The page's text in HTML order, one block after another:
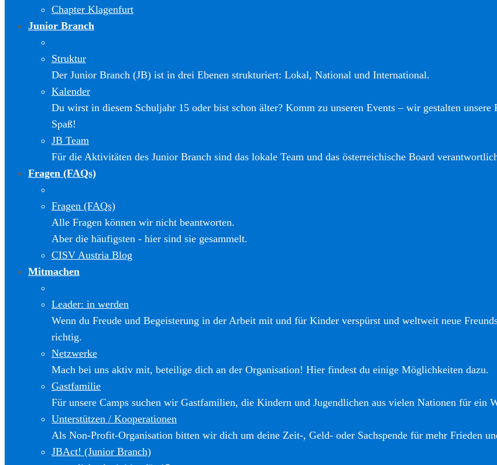
Chapter Klagenfurt
Junior Branch
Struktur
Der Junior Branch (JB) ist in drei Ebenen strukturiert: Lokal, National und International.
Kalender
Du wirst in diesem Schuljahr 15 oder bist schon älter? Komm zu unseren Events – wir gestalten
Spaß!
JB Team
Für die Aktivitäten des Junior Branch sind das lokale Team und das österreichische Board
Fragen (FAQs)
Fragen (FAQs)
Alle Fragen können wir nicht beantworten.
Aber die häufigsten - hier sind sie gesammelt.
CISV Austria Blog
Mitmachen
Leader: in werden
Wenn du Freude und Begeisterung in der Arbeit mit und für Kinder verspürst und weltweit neue
richtig.
Netzwerke
Mach bei uns aktiv mit, beteilige dich an der Organisation! Hier findest du einige Möglichkeiten dazu.
Gastfamilie
Für unsere Camps suchen wir Gastfamilien, die Kindern und Jugendlichen aus vielen Nationen für ein
Unterstützen / Kooperationen
Als Non-Profit-Organisation bitten wir dich um deine Zeit-, Geld- oder Sachspende für mehr Frieden
JBAct! (Junior Branch)